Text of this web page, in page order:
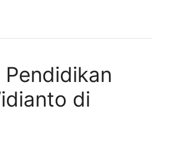
Pendidikan
di